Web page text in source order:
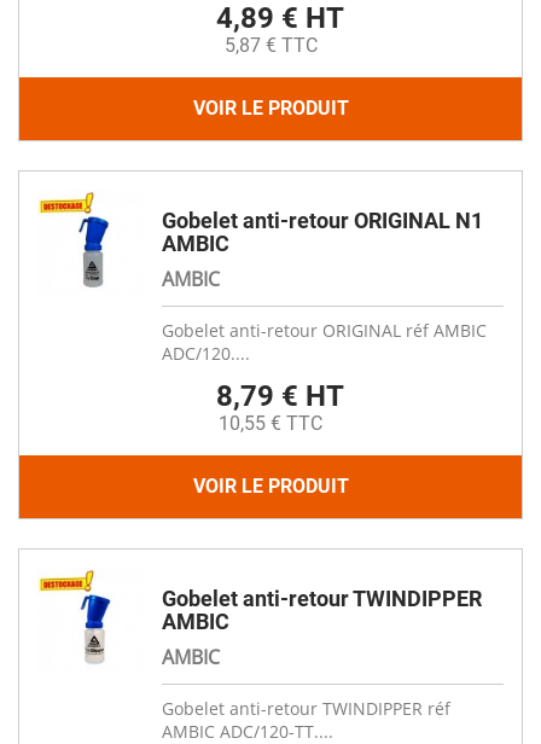
4,89 € HT
5,87 € TTC
VOIR LE PRODUIT
Gobelet anti-retour ORIGINAL N1
AMBIC
AMBIC
Gobelet anti-retour ORIGINAL réf AMBIC
ADC/120....
8,79 € HT
10,55 € TTC
VOIR LE PRODUIT
Gobelet anti-retour TWINDIPPER
AMBIC
AMBIC
Gobelet anti-retour TWINDIPPER réf
AMBIC ADC/120-TT....